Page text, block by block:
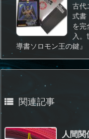
古代
式書
を完
入
導書ソロモン王の鍵』​
 関連記事
人間